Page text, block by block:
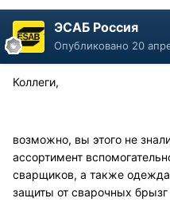
ЭСАБ Россия
Опубликовано 20
Коллеги,
возможно, вы этого не
ассортимент
сварщиков, а также
защиты от сварочных